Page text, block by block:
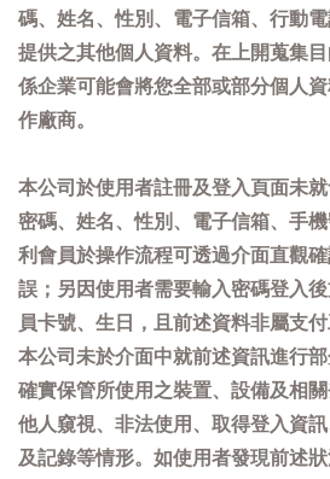
碼、姓名、性別、電子信箱、行動
提供之其他個人資料。在上開蒐集
係企業可能會將您全部或部分個人
作廠商。
本公司於使用者註冊及登入頁面未就
密碼、姓名、性別、電子信箱、手
利會員於操作流程可透過介面直觀
誤；另因使用者需要輸入密碼登入
員卡號、生日，且前述資料非屬支
本公司未於介面中就前述資訊進行
確實保管所使用之裝置、設備及相
他人窺視、非法使用、取得登入資
及記錄等情形。如使用者發現前述